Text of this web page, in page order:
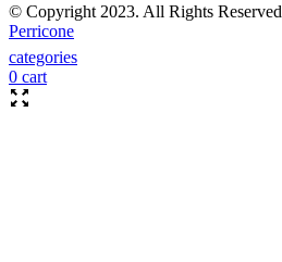
© Copyright 2023. All Rights Reserved
Perricone
categories
0 cart